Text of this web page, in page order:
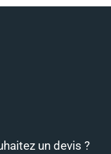
un devis ?